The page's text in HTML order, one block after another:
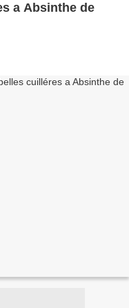
a Absinthe de